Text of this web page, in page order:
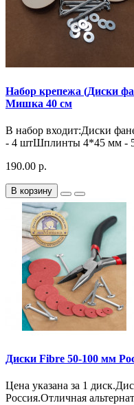
Набор крепежа (Диски
Мишка 40 см
В набор входит:Диски
- 4 штШплинты 4*45 мм -
190.00 р.
В корзину
Диски Fibre 50-100 мм
Цена указана за 1
Россия.Отличная